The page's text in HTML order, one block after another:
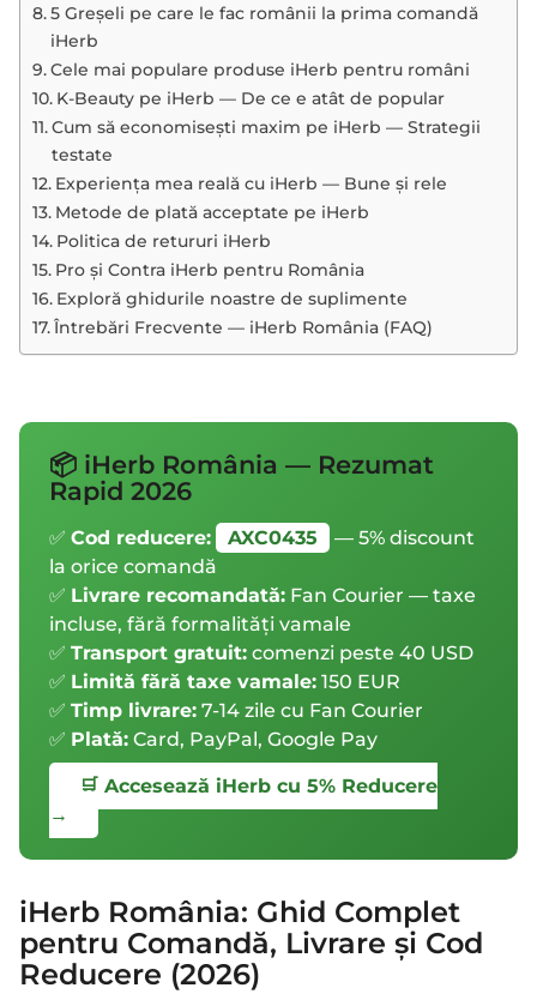
5 Greșeli pe care le fac românii la prima comandă
iHerb
Cele mai populare produse iHerb pentru români
K-Beauty pe iHerb — De ce e atât de popular
Cum să economisești maxim pe iHerb — Strategii
testate
Experiența mea reală cu iHerb — Bune și rele
Metode de plată acceptate pe iHerb
Politica de retururi iHerb
Pro și Contra iHerb pentru România
Exploră ghidurile noastre de suplimente
Întrebări Frecvente — iHerb România (FAQ)
📦 iHerb România — Rezumat
Rapid 2026
✅ Cod reducere: AXC0435
— 5% discount
la orice comandă
✅ Livrare recomandată: Fan Courier — taxe
incluse, fără formalități vamale
✅ Transport gratuit: comenzi peste 40 USD
✅ Limită fără taxe vamale: 150 EUR
✅ Timp livrare: 7-14 zile cu Fan Courier
✅ Plată: Card, PayPal, Google Pay
🛒 Accesează iHerb cu 5% Reducere
→
iHerb România: Ghid Complet
pentru Comandă, Livrare și Cod
Reducere (2026)